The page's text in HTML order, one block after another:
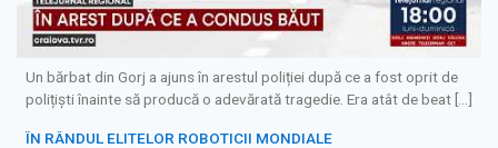
Un bărbat din Gorj a ajuns în arestul poliției după ce a fost oprit de
polițiști înainte să producă o adevărată tragedie. Era atât de beat […]
ÎN RÂNDUL ELITELOR ROBOTICII MONDIALE